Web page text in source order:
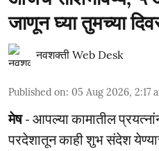
जाणून घ्या तुमच्या
नवशक्ती Web Desk
Published on: 05 Aug 2026, 2:17
मेष- आपल्या कामातील
परदेशातून काही शुभ संदेश